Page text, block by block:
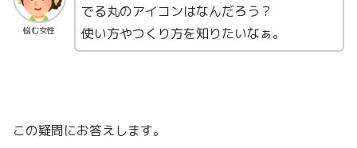
悩む女性
でる丸のアイコンはなんだろう？
使い方やつくり方を知りたいなぁ。
この疑問にお答えします。